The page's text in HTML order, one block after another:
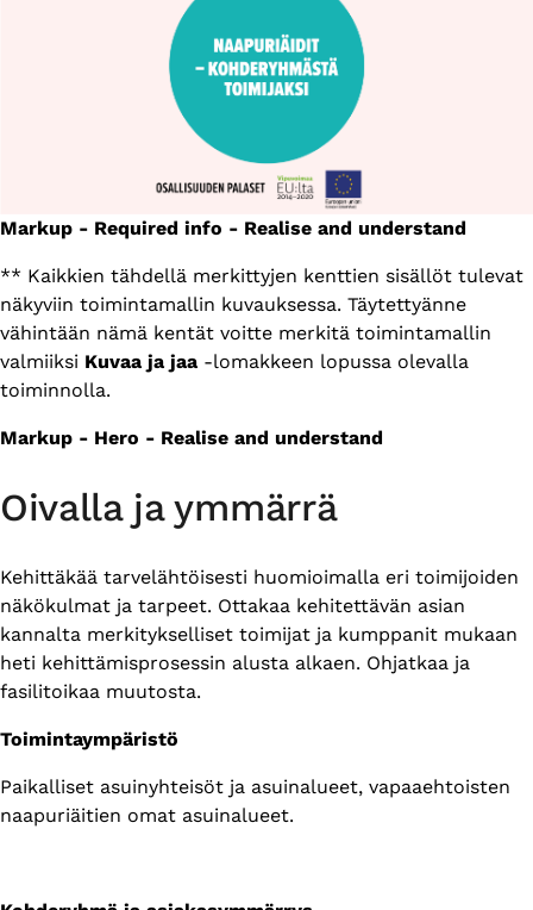
Markup - Required info - Realise and understand
** Kaikkien tähdellä merkittyjen kenttien sisällöt tulevat
näkyviin toimintamallin kuvauksessa. Täytettyänne
vähintään nämä kentät voitte merkitä toimintamallin
valmiiksi Kuvaa ja jaa -lomakkeen lopussa olevalla
toiminnolla.
Markup - Hero - Realise and understand
Oivalla ja ymmärrä
Kehittäkää tarvelähtöisesti huomioimalla eri toimijoiden
näkökulmat ja tarpeet. Ottakaa kehitettävän asian
kannalta merkitykselliset toimijat ja kumppanit mukaan
heti kehittämisprosessin alusta alkaen. Ohjatkaa ja
fasilitoikaa muutosta.
Toimintaympäristö
Paikalliset asuinyhteisöt ja asuinalueet, vapaaehtoisten
naapuriäitien omat asuinalueet.